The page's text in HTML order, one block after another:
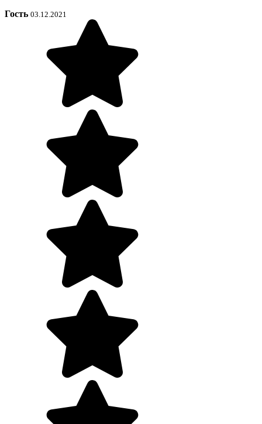
Гость 03.12.2021